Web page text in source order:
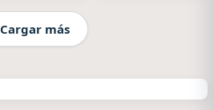
Cargar más